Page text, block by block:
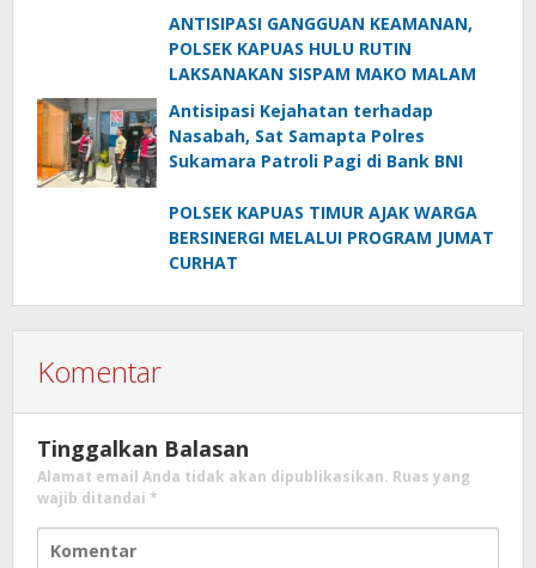
ANTISIPASI GANGGUAN KEAMANAN,
POLSEK KAPUAS HULU RUTIN
LAKSANAKAN SISPAM MAKO MALAM
Antisipasi Kejahatan terhadap
Nasabah, Sat Samapta Polres
Sukamara Patroli Pagi di Bank BNI
POLSEK KAPUAS TIMUR AJAK WARGA
BERSINERGI MELALUI PROGRAM JUMAT
CURHAT
Komentar
Tinggalkan Balasan
Alamat email Anda tidak akan dipublikasikan. Ruas yang
wajib ditandai *